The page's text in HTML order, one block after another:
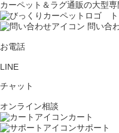
カーペット＆ラグ通販の大型専
問い合
お電話
LINE
チャット
オンライン相談
カート
サポート